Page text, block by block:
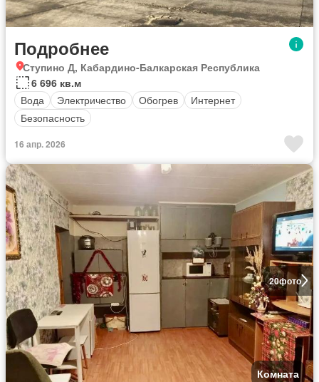
Подробнее
Ступино Д, Кабардино-Балкарская Республика
6 696 кв.м
Вода
Электричество Обогрев
Интернет
Безопасность
16 апр. 2026
20фото
Комната